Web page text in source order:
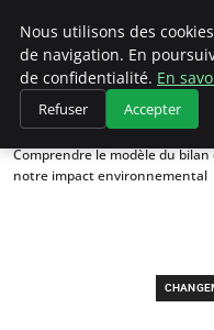
Accueil
Changements
Comprendre le modèle du
notre impact environnemental
Nous utilisons des
de navigation. En
de confidentialité. En
Refuser Accepter